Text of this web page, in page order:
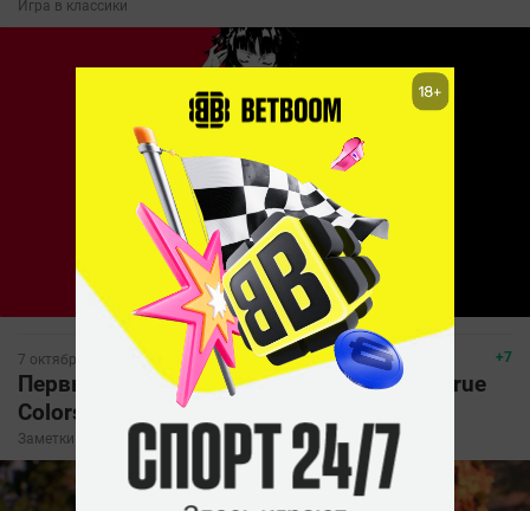
Игра в классики
+7
7 октября, 2025, 10:44
Первые впечатления от Life is Strange: True
Colors. Уютный кринж
Заметки Погорского